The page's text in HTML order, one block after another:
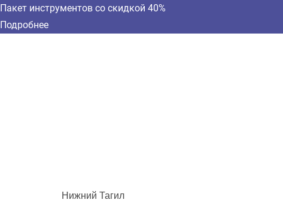
Пакет инструментов со скидкой 40%
Подробнее
Нижний Тагил